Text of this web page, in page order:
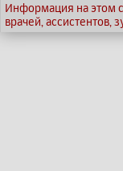
Информация на этом
врачей, ассистентов,